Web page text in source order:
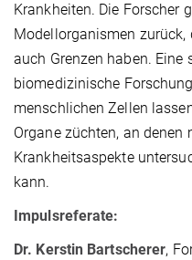
Krankheiten. Die Forscher
Modellorganismen zurück,
auch Grenzen haben.
biomedizinische
menschlichen Zellen
Organe züchten, an denen
Krankheitsaspekte
kann.
Impulsreferate:
Dr. Kerstin Bartscherer,